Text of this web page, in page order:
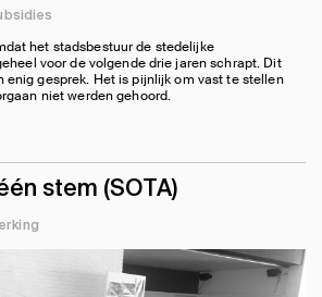
het stadsbestuur de stedelijke
voor de volgende drie jaren schrapt. Dit
enig gesprek. Het is pijnlijk om vast te stellen
niet werden gehoord.
stem (SOTA)